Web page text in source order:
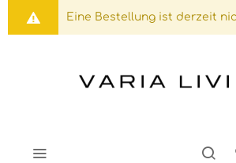
Eine Bestellung ist derzeit